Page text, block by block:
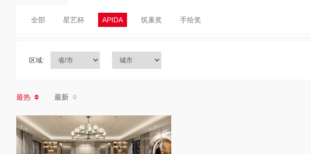
全部 星艺杯 APIDA 筑巢奖 手绘奖
区域:
最热 最新